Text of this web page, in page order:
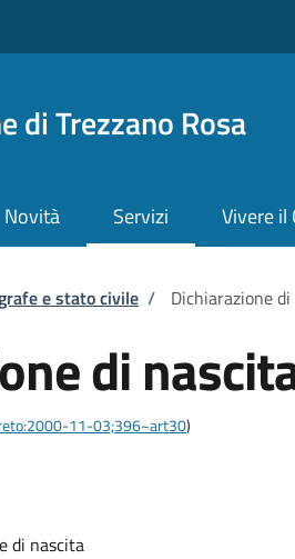
di Trezzano Rosa
Novità Servizi Vivere il
e stato civile / Dichiarazione
di
11-03;396~art30)
di nascita